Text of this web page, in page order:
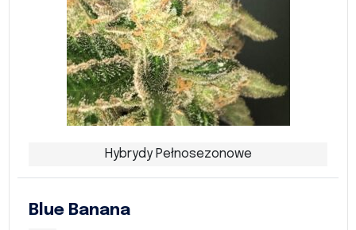
Hybrydy Pełnosezonowe
Blue Banana